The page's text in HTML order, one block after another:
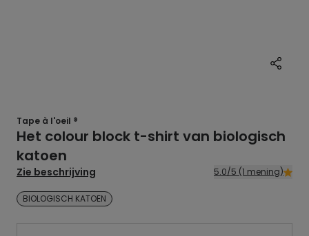
Tape à l'oeil ®
Het colour block t-shirt van biologisch
katoen
Zie beschrijving 5.0/5 (1 mening)
BIOLOGISCH KATOEN